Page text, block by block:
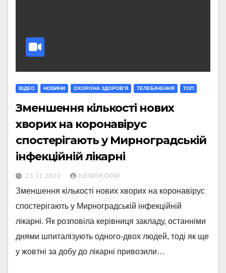
ВІДЕО НОВИНИ ОХОРОНА ЗДОРОВ’Я ТЕЛЕБАЧЕННЯ ТОП
Зменшення кількості нових
хворих на коронавірус
спостерігають у Мирноградській
інфекційній лікарні
23.11.2020 NEWSROOM
Зменшення кількості нових хворих на коронавірус
спостерігають у Мирноградській інфекційній
лікарні. Як розповіла керівниця закладу, останніми
днями шпиталізують одного-двох людей, тоді як ще
у жовтні за добу до лікарні привозили…